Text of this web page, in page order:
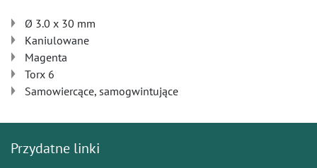
Ø 3.0 x 30 mm
Kaniulowane
Magenta
Torx 6
Samowiercące, samogwintujące
Przydatne linki